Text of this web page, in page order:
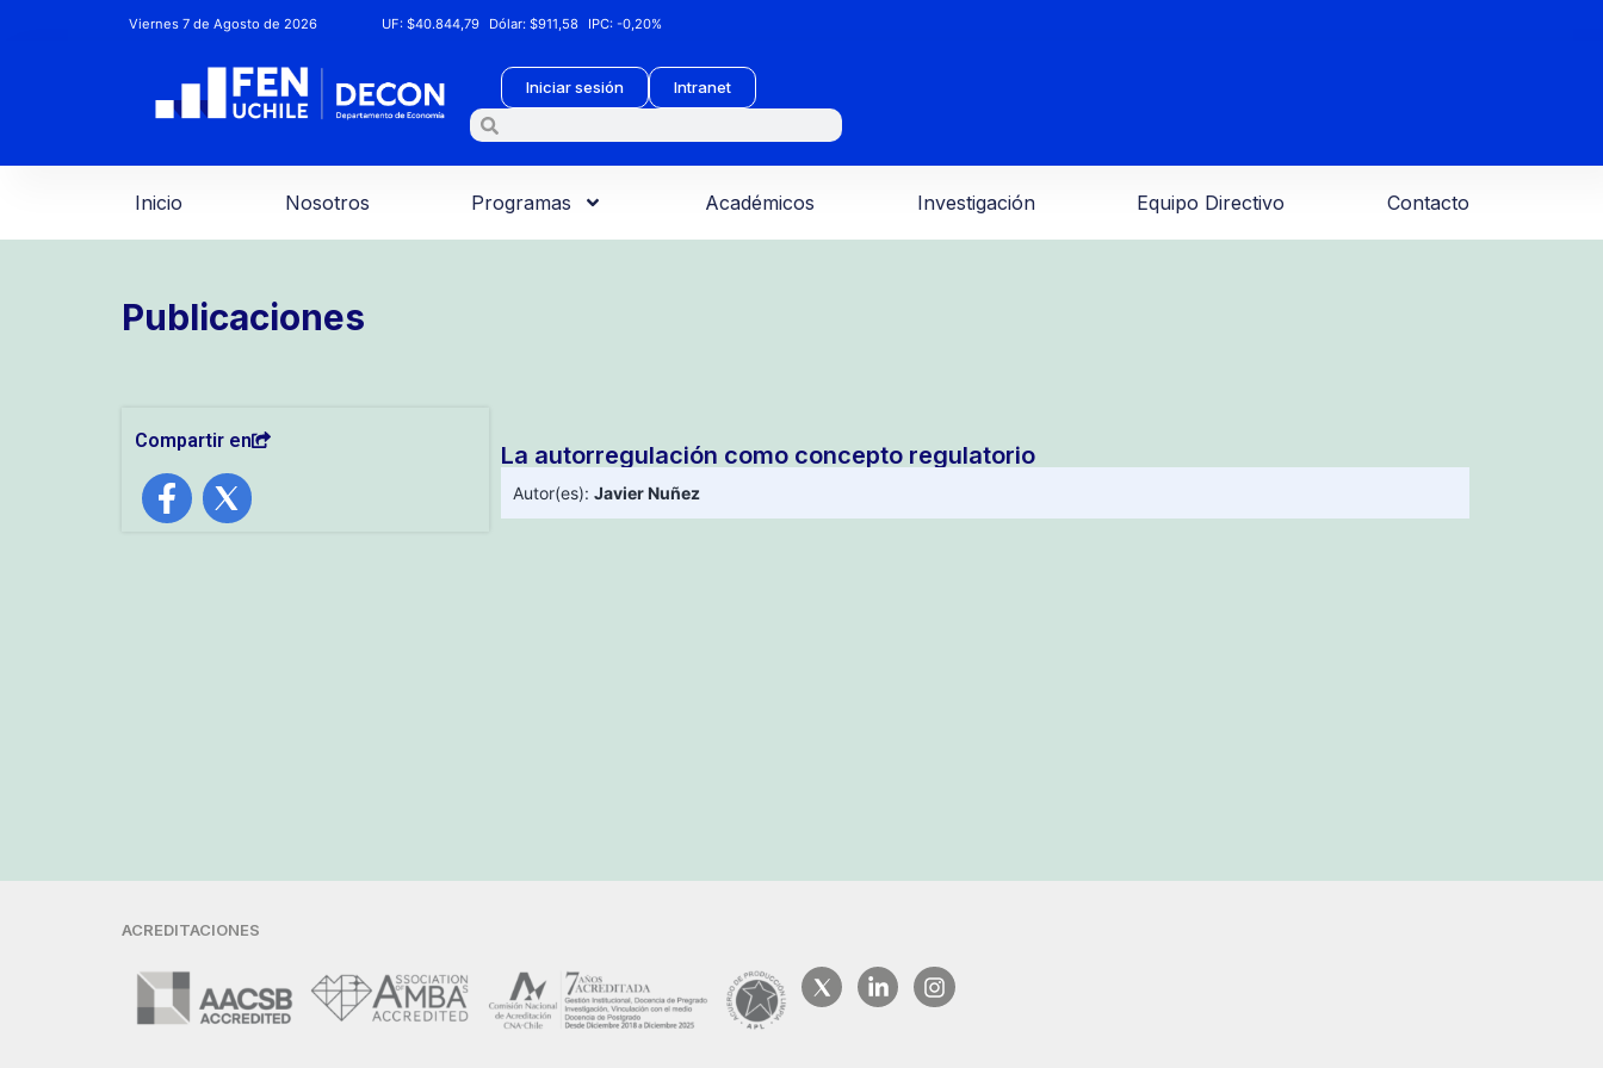
Viernes 7 de Agosto de 2026 UF:$40.844,79 Dólar:$911,58 IPC:-0,20%
Iniciar sesión Intranet
Inicio Nosotros Programas Académicos Investigación Equipo Directivo Contacto
Publicaciones
Compartir en
La autorregulación como concepto regulatorio
Autor(es): Javier Nuñez
ACREDITACIONES